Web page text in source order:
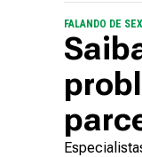
FALANDO DE